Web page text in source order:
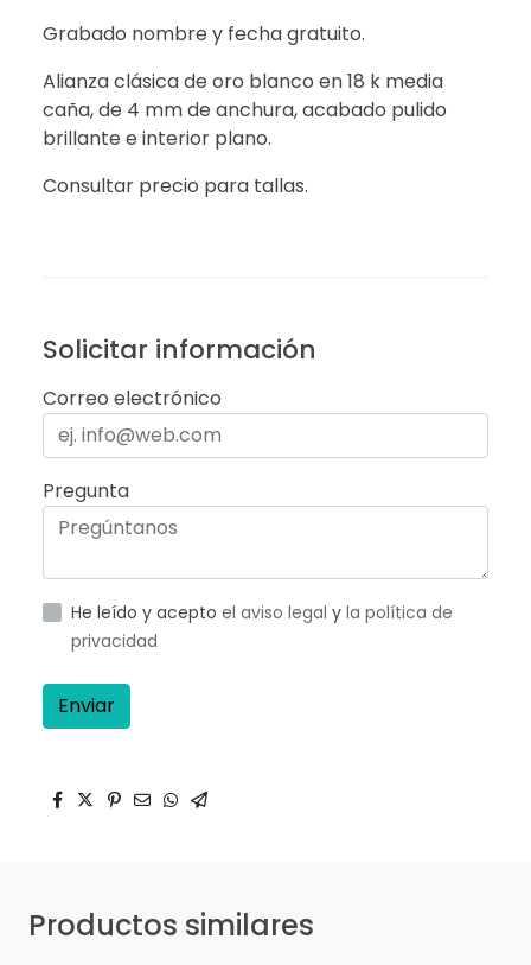
Grabado nombre y fecha gratuito.
Alianza clásica de oro blanco en 18 k media
caña, de 4 mm de anchura, acabado pulido
brillante e interior plano.
Consultar precio para tallas.
Solicitar información
Correo electrónico
Pregunta
He leído y acepto el aviso legal y la política de
privacidad
Enviar
Productos similares